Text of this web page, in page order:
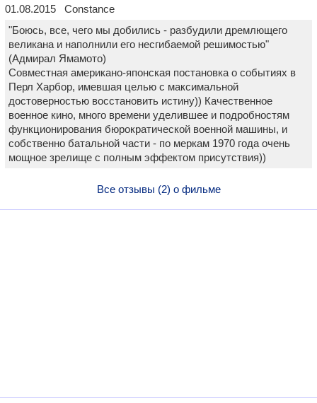
01.08.2015 Constance
"Боюсь, все, чего мы добились - разбудили дремлющего
великана и наполнили его несгибаемой решимостью"
(Адмирал Ямамото)
Совместная американо-японская постановка о событиях в
Перл Харбор, имевшая целью с максимальной
достоверностью восстановить истину)) Качественное
военное кино, много времени уделившее и подробностям
функционирования бюрократической военной машины, и
собственно батальной части - по меркам 1970 года очень
мощное зрелище с полным эффектом присутствия))
Все отзывы (2) о фильме